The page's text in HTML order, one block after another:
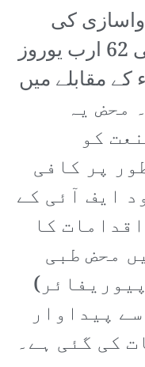
کی
صنعت کی مجموعی آمدنی 62 ارب یوروز
سے زیادہ رہی، جو 2019ء کے مقابلے میں
محض یہ
کو
پر کافی
ایف آئی کے
کا
محض طبی
پیداوار
کی گئی ہے۔